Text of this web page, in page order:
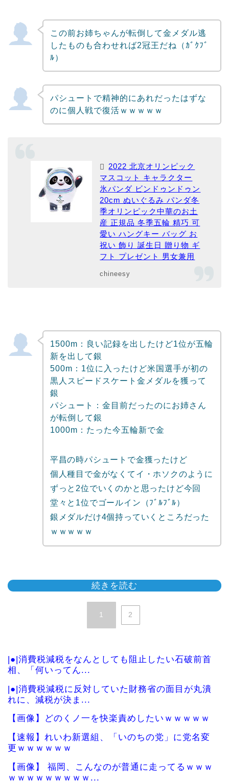
この前お姉ちゃんが転倒して金メダル逃
したものも合わせれば2冠王だね（ｶﾞｸﾌﾞ
ﾙ）
パシュートで精神的にあれだったはずな
のに個人戦で復活ｗｗｗｗｗ
2022 北京オリンピック
マスコット キャラクター
氷パンダ ビンドゥンドゥン
20cm ぬいぐるみ パンダ冬
季オリンピック中華のお土
産 正規品 冬季五輪 精巧 可
愛い ハングキー バッグ お
祝い 飾り 誕生日 贈り物 ギ
フト プレゼント 男女兼用
chineesy
1500m：良い記録を出したけど1位が五輪
新を出して銀
500m：1位に入ったけど米国選手が初の
黒人スピードスケート金メダルを獲って
銀
パシュート：金目前だったのにお姉さん
が転倒して銀
1000m：たった今五輪新で金
平昌の時パシュートで金獲ったけど
個人種目で金がなくてイ・ホソクのように
ずっと2位でいくのかと思ったけど今回
堂々と1位でゴールイン（ﾌﾞﾙﾌﾞﾙ）
銀メダルだけ4個持っていくところだった
ｗｗｗｗｗ
続きを読む
1 2
|●|消費税減税をなんとしても阻止したい石破前首
相、「何いってん...
|●|消費税減税に反対していた財務省の面目が丸潰
れに、減税が決ま...
【画像】どのくノ一を快楽責めしたいｗｗｗｗｗ
【速報】れいわ新選組、「いのちの党」に党名変
更ｗｗｗｗｗｗ
【画像】 福岡、こんなのが普通に走ってるｗｗｗ
ｗｗｗｗｗｗｗｗｗ...